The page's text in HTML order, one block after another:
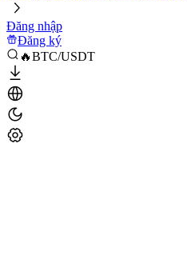
Đăng nhập
Đăng ký
🔥BTC/USDT